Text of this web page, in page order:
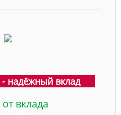
надёжный вклад
от вклада